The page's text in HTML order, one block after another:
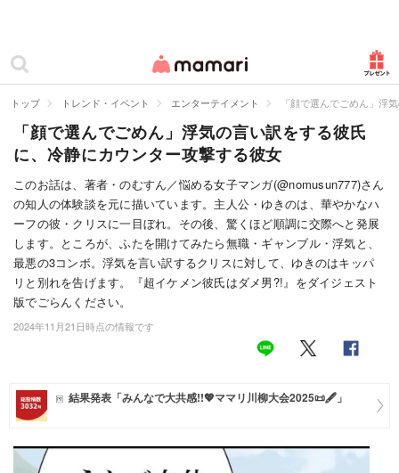
ママリ
カテゴリー一覧
妊娠
出産
赤ちゃん・育児
子育て・家族
病院
住まい
トレンド・イベント
トップ トレンド・イベント エンターテイメント 「顔で選んでごめん」浮
「顔で選んでごめん」浮気の言い訳をする彼氏
に、冷静にカウンター攻撃する彼女
このお話は、著者・のむすん／悩める女子マンガ(@nomusun777)さん
の知人の体験談を元に描いています。主人公・ゆきのは、華やかなハ
ーフの彼・クリスに一目ぼれ。その後、驚くほど順調に交際へと発展
します。ところが、ふたを開けてみたら無職・ギャンブル・浮気と、
最悪の3コンボ。浮気を言い訳するクリスに対して、ゆきのはキッパ
リと別れを告げます。『超イケメン彼氏はダメ男?!』をダイジェスト
版でごらんください。
2024年11月21日時点の情報です
結果発表「みんなで大共感!!💖ママリ川柳大会2025📜🖋️」